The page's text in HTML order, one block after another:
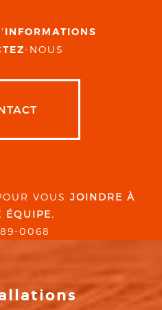
INFORMATIONS
-NOUS
VOUS JOINDRE À
ÉQUIPE.
0068